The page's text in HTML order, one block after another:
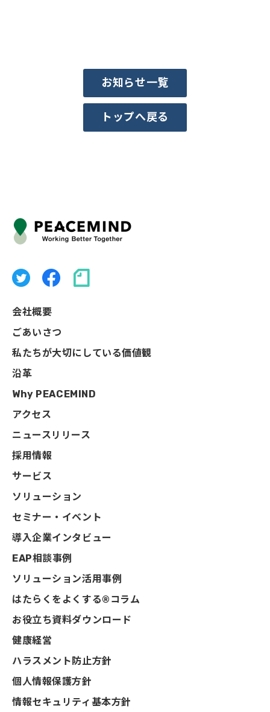
お知らせ一覧
トップへ戻る
会社概要
ごあいさつ
私たちが大切にしている価値観
沿革
Why PEACEMIND
アクセス
ニュースリリース
採用情報
サービス
ソリューション
セミナー・イベント
導入企業インタビュー
EAP相談事例
ソリューション活用事例
はたらくをよくする®コラム
お役立ち資料ダウンロード
健康経営
ハラスメント防止方針
個人情報保護方針
情報セキュリティ基本方針